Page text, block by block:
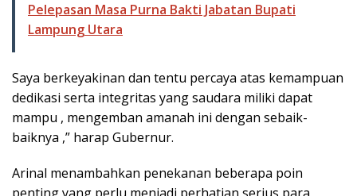
Pelepasan Masa Purna Bakti Jabatan Bupati
Lampung Utara
Saya berkeyakinan dan tentu percaya atas kemampuan
dedikasi serta integritas yang saudara miliki dapat
mampu , mengemban amanah ini dengan sebaik-
baiknya ,” harap Gubernur.
Arinal menambahkan penekanan beberapa poin